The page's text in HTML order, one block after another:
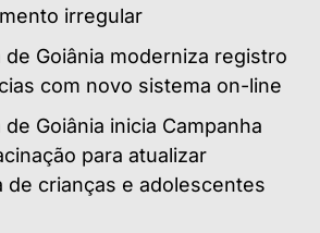
irregular
de Goiânia moderniza registro
com novo sistema on-line
Goiânia inicia Campanha
para atualizar
de crianças e adolescentes